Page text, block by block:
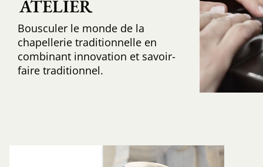
ATELIER
Bousculer le monde de la
chapellerie traditionnelle en
combinant innovation et savoir-
faire traditionnel.